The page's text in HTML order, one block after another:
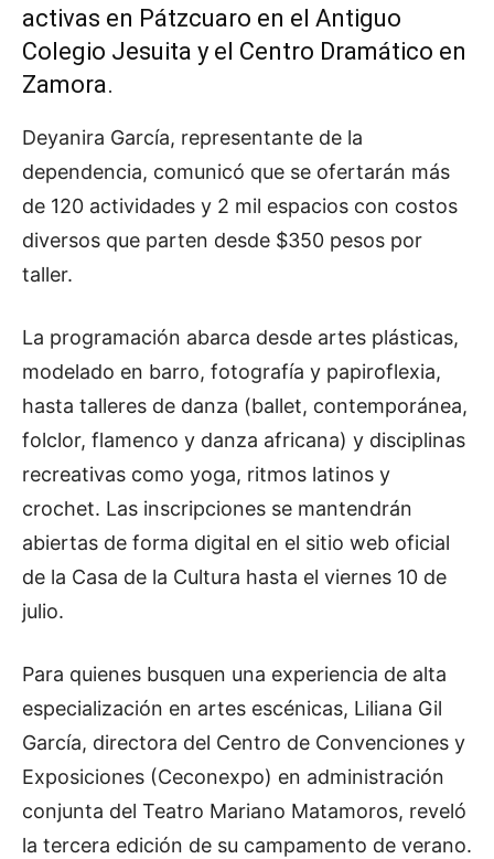
activas en Pátzcuaro en el Antiguo
Colegio Jesuita y el Centro Dramático en
Zamora.
Deyanira García, representante de la
dependencia, comunicó que se ofertarán más
de 120 actividades y 2 mil espacios con costos
diversos que parten desde $350 pesos por
taller.
La programación abarca desde artes plásticas,
modelado en barro, fotografía y papiroflexia,
hasta talleres de danza (ballet, contemporánea,
folclor, flamenco y danza africana) y disciplinas
recreativas como yoga, ritmos latinos y
crochet. Las inscripciones se mantendrán
abiertas de forma digital en el sitio web oficial
de la Casa de la Cultura hasta el viernes 10 de
julio.
Para quienes busquen una experiencia de alta
especialización en artes escénicas, Liliana Gil
García, directora del Centro de Convenciones y
Exposiciones (Ceconexpo) en administración
conjunta del Teatro Mariano Matamoros, reveló
la tercera edición de su campamento de verano.